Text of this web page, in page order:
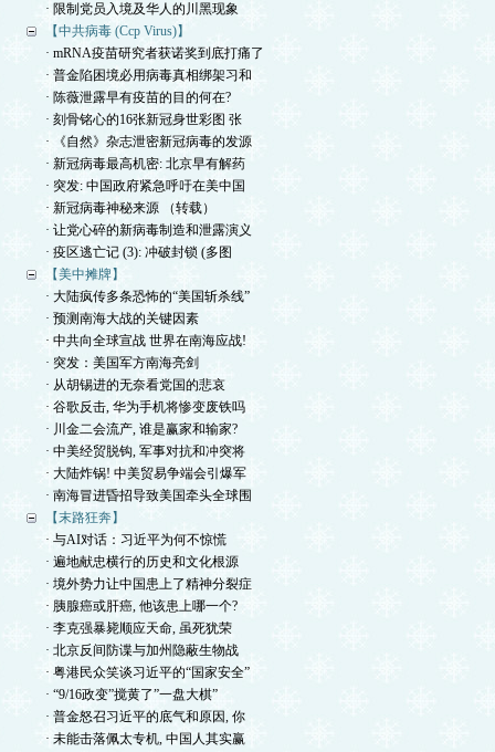
· 限制党员入境及华人的川黑现象
【中共病毒 (Ccp Virus)】
· mRNA疫苗研究者获诺奖到底打痛了
· 普金陷困境必用病毒真相绑架习和
· 陈薇泄露早有疫苗的目的何在?
· 刻骨铭心的16张新冠身世彩图 张
· 《自然》杂志泄密新冠病毒的发源
· 新冠病毒最高机密: 北京早有解药
· 突发: 中国政府紧急呼吁在美中国
· 新冠病毒神秘来源 （转载）
· 让党心碎的新病毒制造和泄露演义
· 疫区逃亡记 (3): 冲破封锁 (多图
【美中摊牌】
· 大陆疯传多条恐怖的“美国斩杀线”
· 预测南海大战的关键因素
· 中共向全球宣战 世界在南海应战!
· 突发：美国军方南海亮剑
· 从胡锡进的无奈看党国的悲哀
· 谷歌反击, 华为手机将惨变废铁吗
· 川金二会流产, 谁是赢家和输家?
· 中美经贸脱钩, 军事对抗和冲突将
· 大陆炸锅! 中美贸易争端会引爆军
· 南海冒进昏招导致美国牵头全球围
【末路狂奔】
· 与AI对话：习近平为何不惊慌
· 遍地献忠横行的历史和文化根源
· 境外势力让中国患上了精神分裂症
· 胰腺癌或肝癌, 他该患上哪一个?
· 李克强暴毙顺应天命, 虽死犹荣
· 北京反间防谍与加州隐蔽生物战
· 粤港民众笑谈习近平的“国家安全”
· “9/16政变”搅黄了”一盘大棋”
· 普金怒召习近平的底气和原因, 你
· 未能击落佩太专机, 中国人其实赢